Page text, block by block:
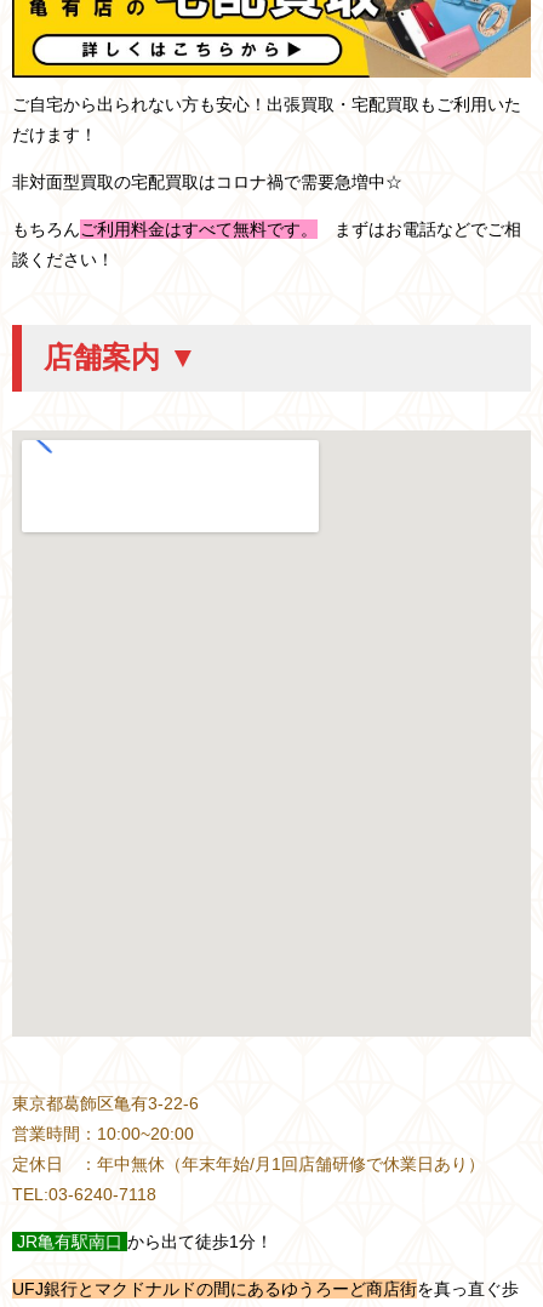
ご自宅から出られない方も安心！出張買取・宅配買取もご利用いた
だけます！
非対面型買取の宅配買取はコロナ禍で需要急増中☆
もちろんご利用料金はすべて無料です。
まずはお電話などでご相
談ください！
店舗案内 ▼
東京都葛飾区亀有3-22-6
営業時間：10:00~20:00
定休日 ：年中無休（年末年始/月1回店舗研修で休業日あり）
TEL:03-6240-7118
JR亀有駅南口 から出て徒歩1分！
UFJ銀行とマクドナルドの間にあるゆうろーど商店街を真っ直ぐ歩